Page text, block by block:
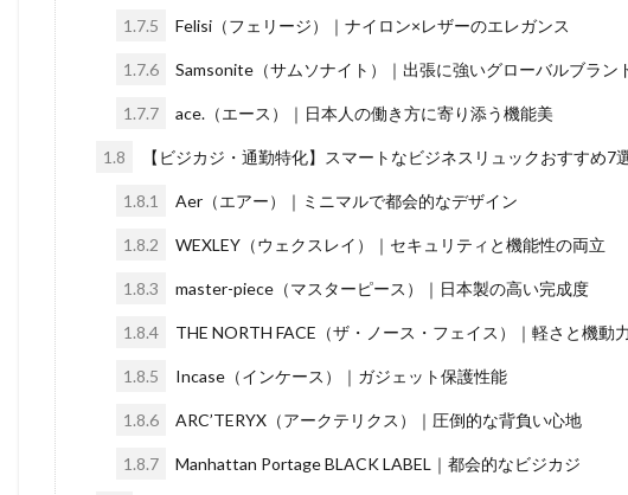
1.7.5 Felisi（フェリージ）｜ナイロン×レザーのエレガンス
1.7.6 Samsonite（サムソナイト）｜出張に強いグローバルブラン
1.7.7 ace.（エース）｜日本人の働き方に寄り添う機能美
1.8 【ビジカジ・通勤特化】スマートなビジネスリュックおすすめ7
1.8.1 Aer（エアー）｜ミニマルで都会的なデザイン
1.8.2 WEXLEY（ウェクスレイ）｜セキュリティと機能性の両立
1.8.3 master-piece（マスターピース）｜日本製の高い完成度
1.8.4 THE NORTH FACE（ザ・ノース・フェイス）｜軽さと機動力
1.8.5 Incase（インケース）｜ガジェット保護性能
1.8.6 ARC’TERYX（アークテリクス）｜圧倒的な背負い心地
1.8.7 Manhattan Portage BLACK LABEL｜都会的なビジカジ